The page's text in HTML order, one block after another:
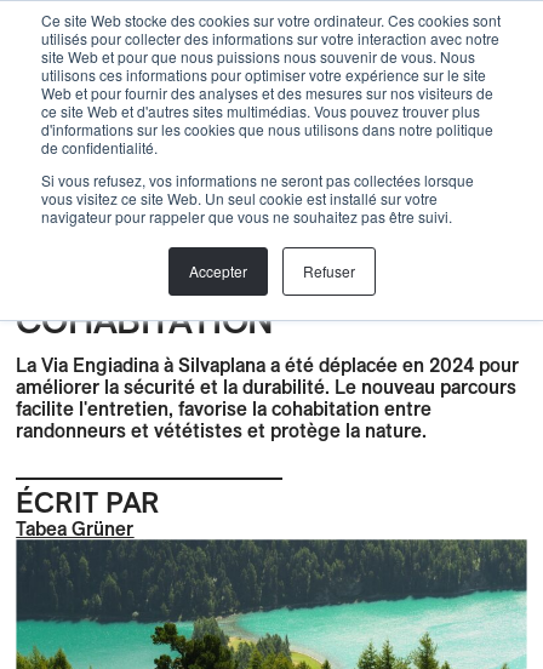
Ce site Web stocke des cookies sur votre ordinateur. Ces cookies sont
utilisés pour collecter des informations sur votre interaction avec notre
site Web et pour que nous puissions nous souvenir de vous. Nous
utilisons ces informations pour optimiser votre expérience sur le site
Web et pour fournir des analyses et des mesures sur nos visiteurs de
ce site Web et d'autres sites multimédias. Vous pouvez trouver plus
d'informations sur les cookies que nous utilisons dans notre politique
de confidentialité.
Si vous refusez, vos informations ne seront pas collectées lorsque
vous visitez ce site Web. Un seul cookie est installé sur votre
navigateur pour rappeler que vous ne souhaitez pas être suivi.
Accepter Refuser
Menu
Back
Construction,Biketrails
Nature,Actualités,projets,Connaissances
VIA ENGIADINA : DU
DÉPLACEMENT DU
PARCOURS EN 2024 À LA
COHABITATION
La Via Engiadina à Silvaplana a été déplacée en 2024 pour
améliorer la sécurité et la durabilité. Le nouveau parcours
facilite l'entretien, favorise la cohabitation entre
randonneurs et vététistes et protège la nature.
ÉCRIT PAR
Tabea Grüner